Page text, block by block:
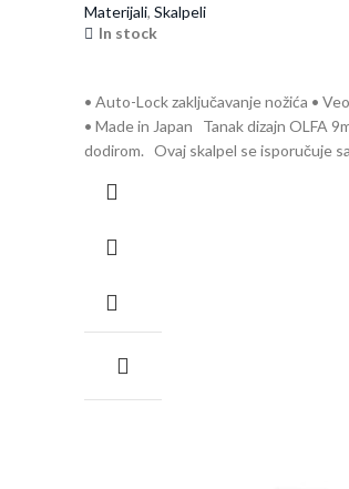
Materijali, Skalpeli
In stock
• Auto-Lock zaključavanje nožića •
• Made in Japan Tanak dizajn OLFA
dodirom. Ovaj skalpel se isporučuje